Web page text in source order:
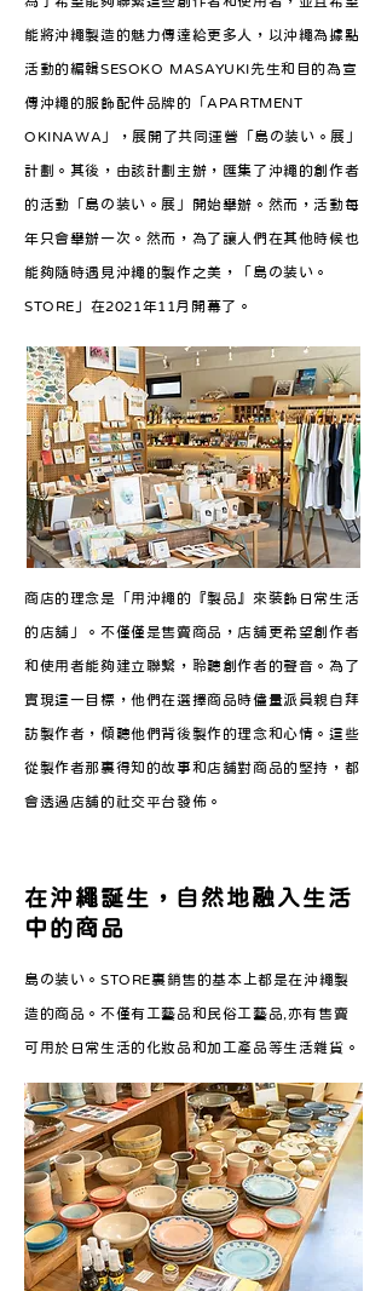
能將沖繩製造的魅力傳達給更多人，以沖繩為據點
活動的編輯SESOKO MASAYUKI先生和目的為宣
傳沖繩的服飾配件品牌的「APARTMENT
OKINAWA」，展開了共同運營「島の装い。展」
計劃。其後，由該計劃主辦，匯集了沖繩的創作者
的活動「島の装い。展」開始舉辦。然而，活動每
年只會舉辦一次。然而，為了讓人們在其他時候也
能夠隨時遇見沖繩的製作之美，「島の装い。
STORE」在2021年11月開幕了。
商店的理念是「用沖繩的『製品』來裝飾日常生活
的店舖」。不僅僅是售賣商品，店舖更希望創作者
和使用者能夠建立聯繫，聆聽創作者的聲音。為了
實現這一目標，他們在選擇商品時儘量派員親自拜
訪製作者，傾聽他們背後製作的理念和心情。這些
從製作者那裏得知的故事和店舖對商品的堅持，都
會透過店舖的社交平台發佈。
在沖繩誕生，自然地融入生活
中的商品
島の装い。STORE裏銷售的基本上都是在沖繩製
造的商品。不僅有工藝品和民俗工藝品,亦有售賣
可用於日常生活的化妝品和加工產品等生活雜貨。